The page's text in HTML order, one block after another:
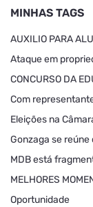
MINHAS TAGS
AUXILIO PARA
Ataque em
CONCURSO DA
Com
Eleições na
Gonzaga se
MDB está
MELHORES
Oportunidade